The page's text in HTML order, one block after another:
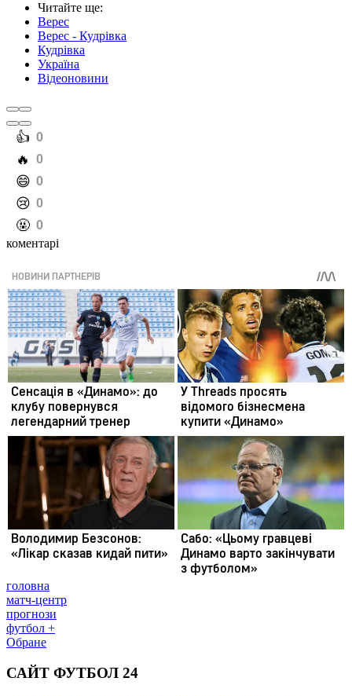
Читайте ще:
Верес
Верес - Кудрівка
Кудрівка
Україна
Відеоновини
️👍 0
️🔥 0
️😄 0
️😢 0
️🤬 0
коментарі
головна
матч-центр
прогнози
футбол +
Обране
САЙТ ФУТБОЛ 24